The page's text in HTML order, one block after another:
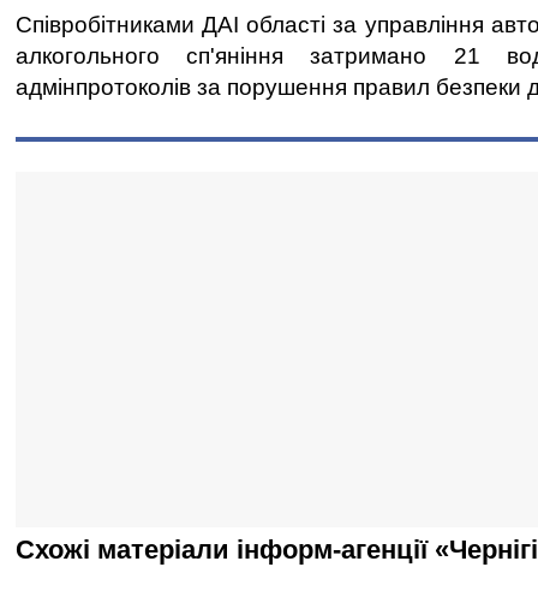
Співробітниками ДАІ області за управління
алкогольного сп'яніння затримано 21
адмінпротоколів за порушення правил безпеки
Схожі матеріали інформ-агенції